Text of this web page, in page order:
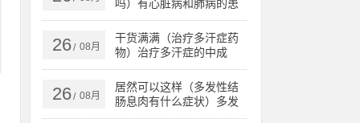
吗）有心脏病和肺病的患
者，治多种心脏病、肺结
核、肺病，
26/ 08月
干货满满（治疗多汗症药
物）治疗多汗症的中成
药，治多汗症验方，
26/ 08月
居然可以这样（多发性结
肠息肉有什么症状）多发
性结肠息肉一定要手术